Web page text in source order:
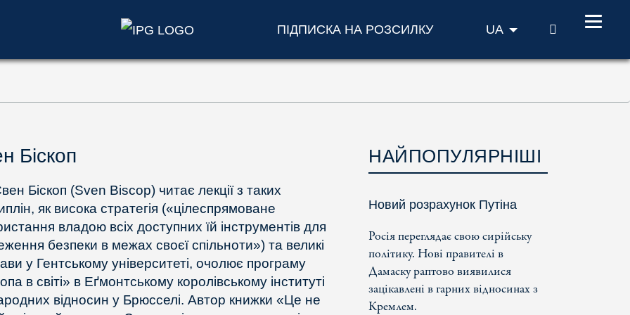
ПІДПИСКА НА РОЗСИЛКУ UA ПОШУК
Біскоп
Біскоп (Sven Biscop) читає лекції з таких
як висока стратегія («цілеспрямоване
владою всіх доступних їй інструментів для
безпеки в межах своєї спільноти») та великі
у Гентському університеті, очолює програму
в світі» в Еґмонтському королівському інституті
відносин у Брюсселі. Автор книжки «Це не
НАЙПОПУЛЯРНІШІ
Новий розрахунок Путіна
Росія переглядає свою сирійську
політику. Нові правителі в
Дамаску раптово виявилися
зацікавлені в гарних відносинах з
Кремлем.